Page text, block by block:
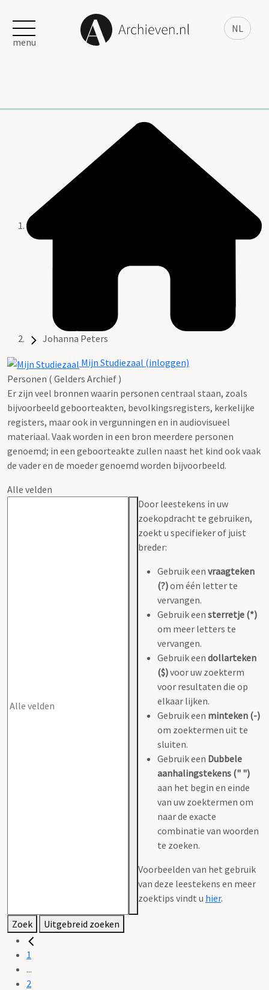
NL
menu
Johanna Peters
Mijn Studiezaal (inloggen)
Personen ( Gelders Archief )
Er zijn veel bronnen waarin personen centraal staan, zoals
bijvoorbeeld geboorteakten, bevolkingsregisters, kerkelijke
registers, maar ook in vergunningen en in audiovisueel
materiaal. Vaak worden in een bron meerdere personen
genoemd; in een geboorteakte zullen naast het kind ook vaak
de vader en de moeder genoemd worden bijvoorbeeld.
Alle velden
Door leestekens in uw
zoekopdracht te gebruiken,
zoekt u specifieker of juist
breder:
Gebruik een vraagteken
(?)om één letter te
vervangen.
Gebruik een sterretje (*)
om meer letters te
vervangen.
Gebruik een dollarteken
($)voor uw zoekterm
voor resultaten die op
elkaar lijken.
Gebruik een minteken (-)
om zoektermen uit te
sluiten.
Gebruik een Dubbele
aanhalingstekens (" ")
aan het begin en einde
van uw zoektermen om
naar de exacte
combinatie van woorden
te zoeken.
Voorbeelden van het gebruik
van deze leestekens en meer
zoektips vindt u hier.
Zoek Uitgebreid zoeken
1
...
2